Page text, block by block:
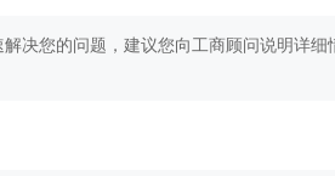
决您的问题，建议您向工商顾问说明详细